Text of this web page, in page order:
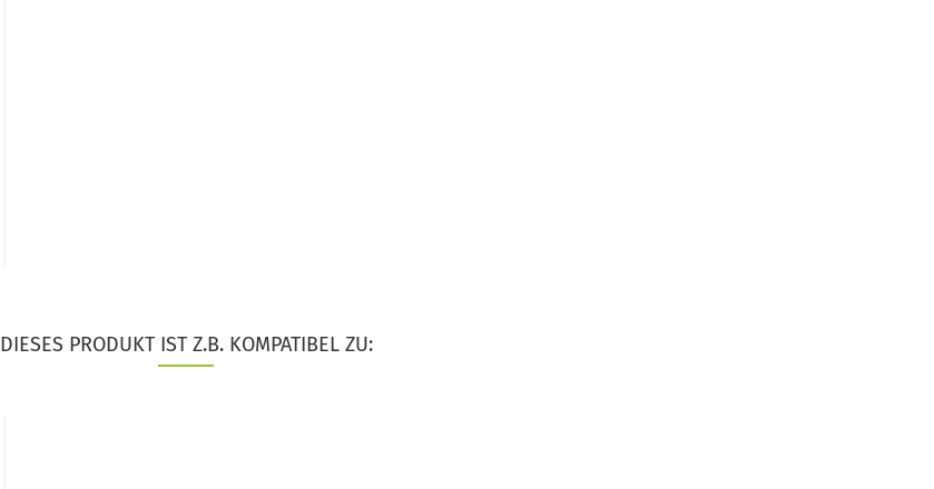
DIESES PRODUKT IST Z.B. KOMPATIBEL ZU: